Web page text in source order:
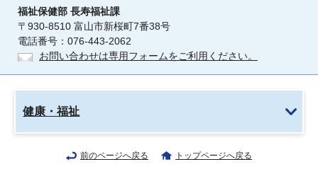
福祉保健部 長寿福祉課
〒930-8510 富山市新桜町7番38号
電話番号：076-443-2062
お問い合わせは専用フォームをご利用ください。
健康・福祉
前のページへ戻る トップページへ戻る